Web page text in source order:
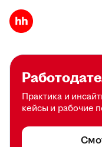
Практика и
кейсы и рабочие